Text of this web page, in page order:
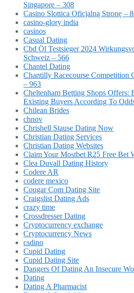
Singapore – 308
Casino Slottica Oficjalną Stronę –
casino-glory india
casinos
Casual Dating
Cbd Öl Testsieger 2024
Schweiz – 566
Chantel Dating
Chantilly Racecourse Competition
– 963
Cheltenham Betting Shops Offers:
Existing Buyers According To
Chilean Brides
chnov
Chrishell Stause Dating Now
Christian Dating Services
Christian Dating Websites
Claim Your Mostbet R25 Free Bet
Clea Duvall Dating History
Codere AR
codere mexico
Cougar Com Dating Site
Craigslist Dating Ads
crazy time
Crossdresser Dating
Cryptocurrency exchange
Cryptocurrency News
csdino
Cupid Dating
Cupid Dating Site
Dangers Of Dating An Insecure
Dating
Dating A Pharmacist